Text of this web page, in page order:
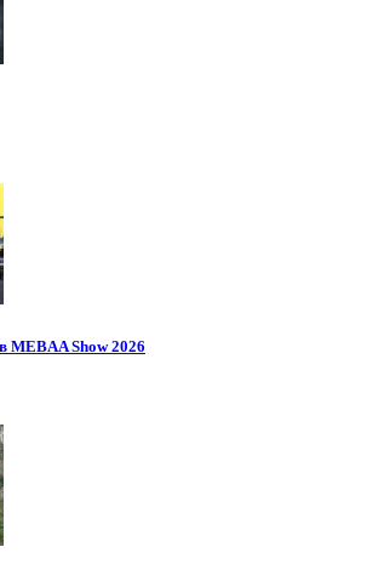
MEBAA Show 2026